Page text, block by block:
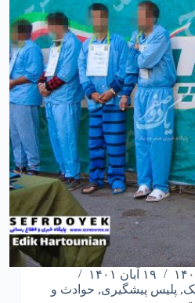
۱۹ آبان ۱۴۰۱
, پلیس پیشگیری, حوادث و